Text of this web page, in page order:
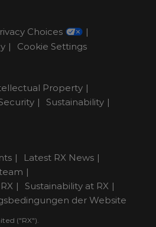
Choices
Cookie Settings
Property
Sustainability
Latest RX News
Sustainability at RX
der Website
("RX").